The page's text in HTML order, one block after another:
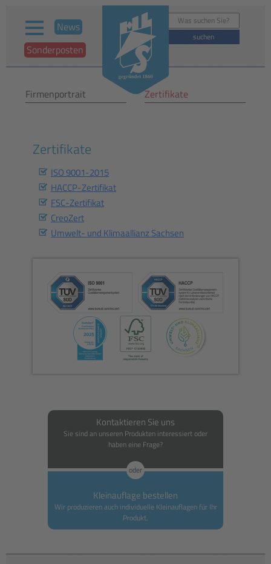
News
Sonderposten
Firmenportrait Zertifikate
Zertifikate
ISO 9001-2015
HACCP-Zertifikat
FSC-Zertifikat
CreoZert
Umwelt- und Klimaallianz Sachsen
oder
Kontaktieren Sie uns
Sie sind an unseren Produkten interessiert oder
haben eine Frage?
Kleinauflage bestellen
Wir produzieren auch individuelle Kleinauflagen für Ihr
Produkt.